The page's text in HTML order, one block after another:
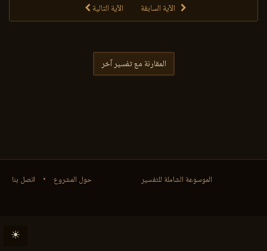
الآية السابقة الآية التالية
المقارنة مع تفسير آخر
حول المشروع • اتصل بنا الموسوعة الشاملة للتفسير
☀